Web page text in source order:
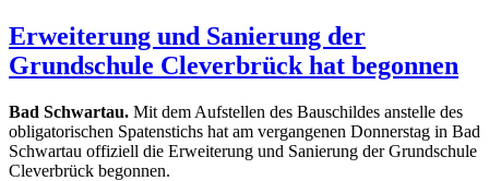
Erweiterung und Sanierung der
Grundschule Cleverbrück hat begonnen
Bad Schwartau. Mit dem Aufstellen des Bauschildes anstelle des
obligatorischen Spatenstichs hat am vergangenen Donnerstag in Bad
Schwartau offiziell die Erweiterung und Sanierung der Grundschule
Cleverbrück begonnen.